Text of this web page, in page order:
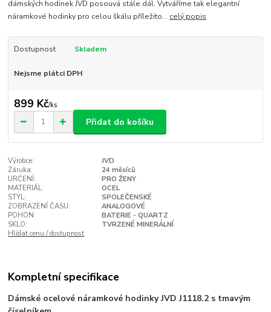
dámských hodinek JVD posouvá stále dál. Vytváříme tak elegantní
náramkové hodinky pro celou škálu příležito... celý popis
Dostupnost Skladem
Nejsme plátci DPH
899 Kč/ks
Přidat do košíku
Výrobce:
JVD
Záruka:
24 měsíců
URČENÍ:
PRO ŽENY
MATERIÁL:
OCEL
STYL:
SPOLEČENSKÉ
ZOBRAZENÍ ČASU:
ANALOGOVÉ
POHON:
BATERIE - QUARTZ
SKLO:
TVRZENÉ MINERÁLNÍ
Hlídat cenu / dostupnost
Kompletní specifikace
Dámské ocelové náramkové hodinky JVD J1118.2 s tmavým